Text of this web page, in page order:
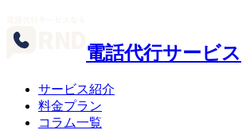
電話代行サービス
サービス紹介
料金プラン
コラム一覧